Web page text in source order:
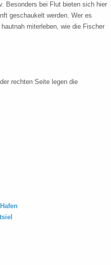
Besonders bei Flut bieten sich hier
geschaukelt werden. Wer es
miterleben, wie die Fischer
rechten Seite legen die